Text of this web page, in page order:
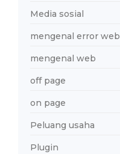
Media sosial
mengenal error web
mengenal web
off page
on page
Peluang usaha
Plugin